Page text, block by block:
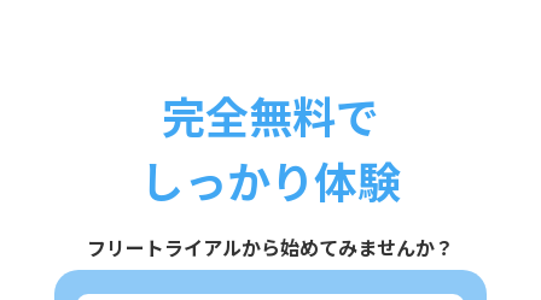
完全無料で
しっかり体験
フリートライアルから始めてみませんか？